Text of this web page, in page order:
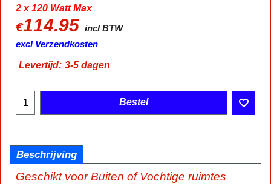
2 x 120 Watt Max
€114.95 incl BTW
excl Verzendkosten
Levertijd: 3-5 dagen
Bestel
Beschrijving
Geschikt voor Buiten of Vochtige ruimtes